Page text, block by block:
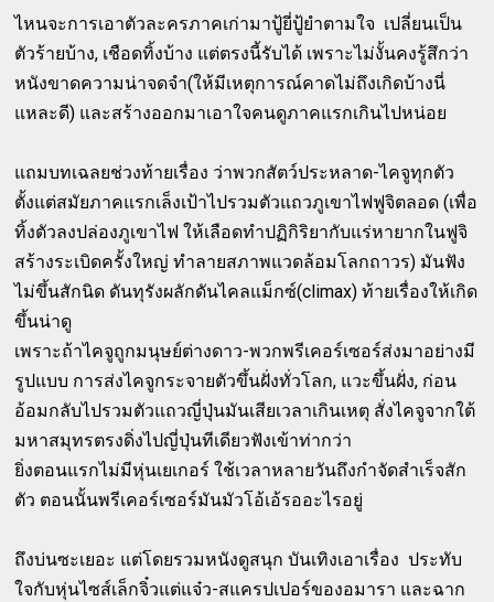
ไหนจะการเอาตัวละครภาคเก่ามาปู้ยี่ปู้ยำตามใจ เปลี่ยนเป็น
ตัวร้ายบ้าง, เชือดทิ้งบ้าง แต่ตรงนี้รับได้ เพราะไม่งั้นคงรู้สึกว่า
หนังขาดความน่าจดจำ(ให้มีเหตุการณ์คาดไม่ถึงเกิดบ้างนี่
แหละดี) และสร้างออกมาเอาใจคนดูภาคแรกเกินไปหน่อย
แถมบทเฉลยช่วงท้ายเรื่อง ว่าพวกสัตว์ประหลาด-ไคจูทุกตัว
ตั้งแต่สมัยภาคแรกเล็งเป้าไปรวมตัวแถวภูเขาไฟฟูจิตลอด (เพื่อ
ทิ้งตัวลงปล่องภูเขาไฟ ให้เลือดทำปฏิกิริยากับแร่หายากในฟูจิ
สร้างระเบิดครั้งใหญ่ ทำลายสภาพแวดล้อมโลกถาวร) มันฟัง
ไม่ขึ้นสักนิด ดันทุรังผลักดันไคลแม็กซ์(climax) ท้ายเรื่องให้เกิด
ขึ้นน่าดู
เพราะถ้าไคจูถูกมนุษย์ต่างดาว-พวกพรีเคอร์เซอร์ส่งมาอย่างมี
รูปแบบ การส่งไคจูกระจายตัวขึ้นฝั่งทั่วโลก, แวะขึ้นฝั่ง, ก่อน
อ้อมกลับไปรวมตัวแถวญี่ปุ่นมันเสียเวลาเกินเหตุ สั่งไคจูจากใต้
มหาสมุทรตรงดิ่งไปญี่ปุ่นทีเดียวฟังเข้าท่ากว่า
ยิ่งตอนแรกไม่มีหุ่นเยเกอร์ ใช้เวลาหลายวันถึงกำจัดสำเร็จสัก
ตัว ตอนนั้นพรีเคอร์เซอร์มันมัวโอ้เอ้รออะไรอยู่
ถึงบ่นซะเยอะ แต่โดยรวมหนังดูสนุก บันเทิงเอาเรื่อง ประทับ
ใจกับหุ่นไซส์เล็กจิ๋วแต่แจ๋ว-สแครปเปอร์ของอมารา และฉาก